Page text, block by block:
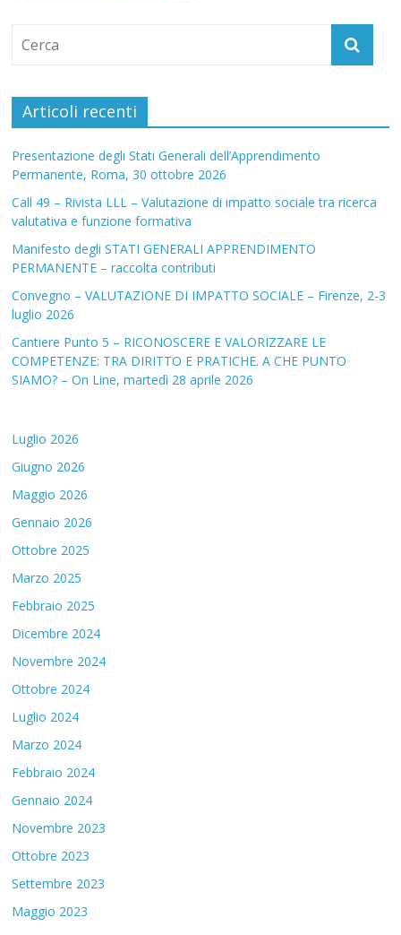
Articoli recenti
Presentazione degli Stati Generali dell’Apprendimento
Permanente, Roma, 30 ottobre 2026
Call 49 – Rivista LLL – Valutazione di impatto sociale tra ricerca
valutativa e funzione formativa
Manifesto degli STATI GENERALI APPRENDIMENTO
PERMANENTE – raccolta contributi
Convegno – VALUTAZIONE DI IMPATTO SOCIALE – Firenze, 2-3
luglio 2026
Cantiere Punto 5 – RICONOSCERE E VALORIZZARE LE
COMPETENZE: TRA DIRITTO E PRATICHE. A CHE PUNTO
SIAMO? – On Line, martedì 28 aprile 2026
Luglio 2026
Giugno 2026
Maggio 2026
Gennaio 2026
Ottobre 2025
Marzo 2025
Febbraio 2025
Dicembre 2024
Novembre 2024
Ottobre 2024
Luglio 2024
Marzo 2024
Febbraio 2024
Gennaio 2024
Novembre 2023
Ottobre 2023
Settembre 2023
Maggio 2023